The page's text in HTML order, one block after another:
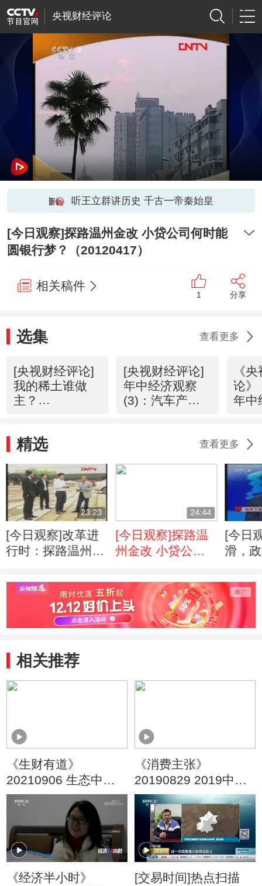
央视财经评论
听王立群讲历史 千古一帝秦始皇
[今日观察]探路温州金改 小贷公司何时能
圆银行梦？（20120417）
相关稿件
1 分享
选集 查看更多
[央视财经评论]
我的稀土谁做
主？
[央视财经评论]
年中经济观察
(3)：汽车产业
《
论》
年中
精选 查看更多
23:23
[今日观察]改革进
行时：探路温州金
离真正的银行有多
远？
（20120418）
24:44
[今日观察]探路温
州金改 小贷公司
（20120417）
[今日
滑，
（
相关推荐
《生财有道》
20210906 生态中国
沿海行——浙江洞
头：生态的海 生财的
海
《消费主张》
20190829 2019中国
夜市全攻略：千年瓯
味在温州
《经济半小时》
[交易时间]热点扫描